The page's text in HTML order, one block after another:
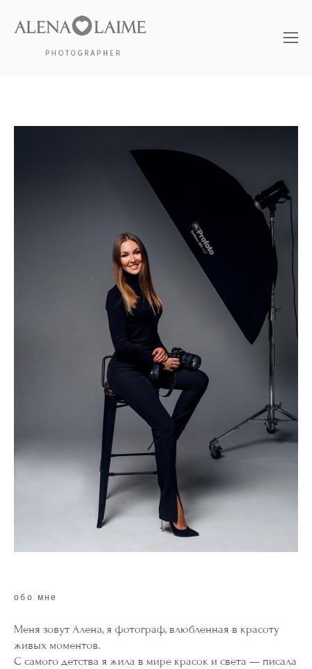
обо мне
Меня зовут Алена, я фотограф, влюбленная в красоту
живых моментов.
С самого детства я жила в мире красок и света — писала